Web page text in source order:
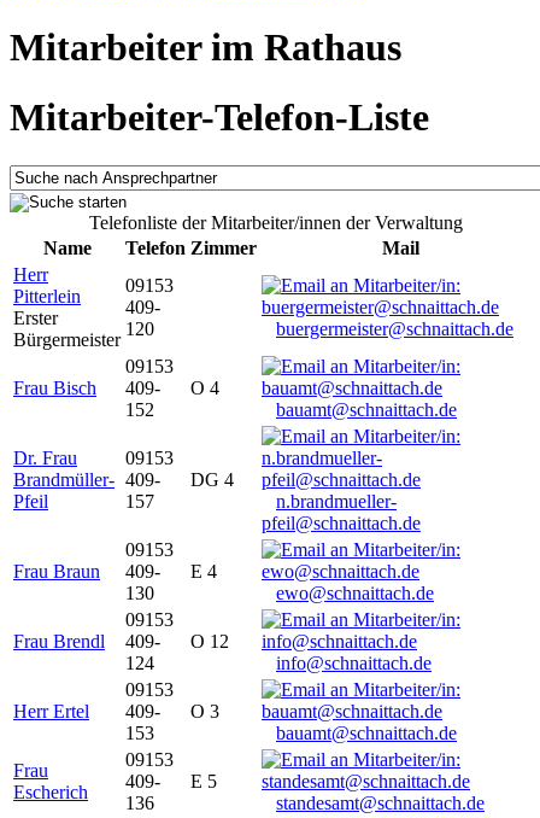
Mitarbeiter im Rathaus
Mitarbeiter-Telefon-Liste
Telefonliste der Mitarbeiter/innen der Verwaltung
Name
Telefon Zimmer
Mail
Herr
Pitterlein
Erster
Bürgermeister
09153
409-
120
buergermeister@schnaittach.de
Frau Bisch
09153
409-
152
O 4
bauamt@schnaittach.de
Dr. Frau
Brandmüller-
Pfeil
09153
409-
157
DG 4
n.brandmueller-
pfeil@schnaittach.de
Frau Braun
09153
409-
130
E 4
ewo@schnaittach.de
Frau Brendl
09153
409-
124
O 12
info@schnaittach.de
Herr Ertel
09153
409-
153
O 3
bauamt@schnaittach.de
Frau
Escherich
09153
409-
136
E 5
standesamt@schnaittach.de